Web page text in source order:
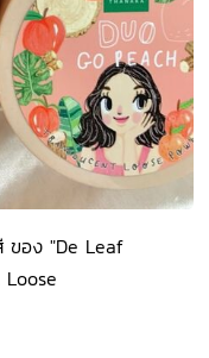
ของ "De Leaf